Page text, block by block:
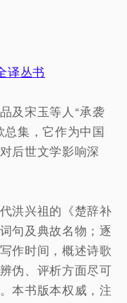
译丛书
及宋玉等人“承袭
总集，它作为中国
后世文学影响深
洪兴祖的《楚辞补
句及典故名物；逐
作时间，概述诗歌
伪、评析方面尽可
本书版本权威，注